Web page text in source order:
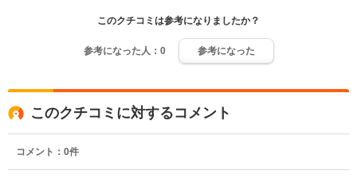
このクチコミは参考になりましたか？
参考になった人： 0 参考になった
このクチコミに対するコメント
コメント： 0件